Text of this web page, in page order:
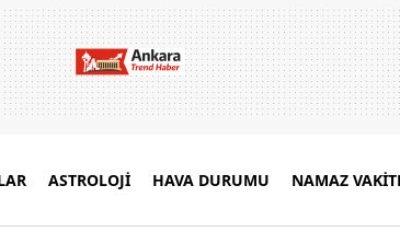
ASTROLOJİ HAVA DURUMU NAMAZ